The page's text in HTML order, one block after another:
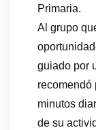
Primaria.
Al grupo
guiado por
recomendó
minutos
de su